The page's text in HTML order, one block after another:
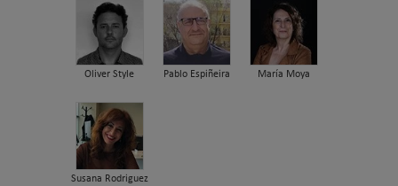
Oliver Style Pablo Espiñeira María Moya
Susana Rodriguez